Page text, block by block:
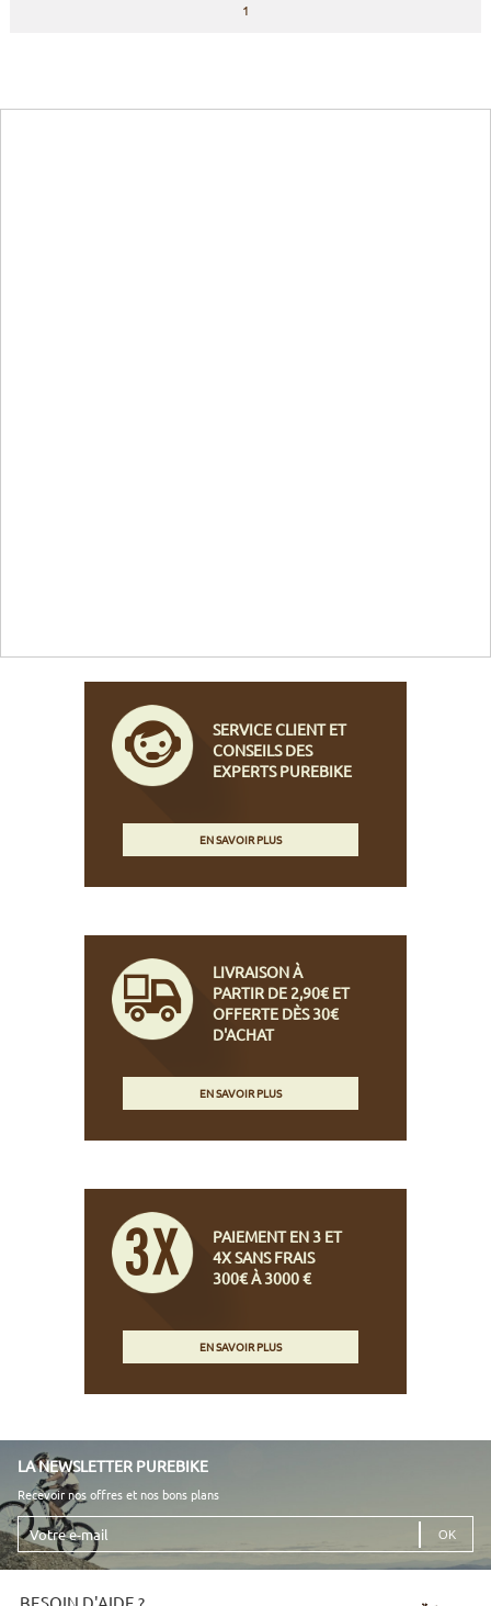
1
SERVICE CLIENT ET
CONSEILS DES
EXPERTS PUREBIKE
EN SAVOIR PLUS
LIVRAISON À
PARTIR DE 2,90€ ET
OFFERTE DÈS 30€
D'ACHAT
EN SAVOIR PLUS
PAIEMENT EN 3 ET
4X SANS FRAIS
300€ À 3000 €
EN SAVOIR PLUS
LA NEWSLETTER PUREBIKE
Recevoir nos offres et nos bons plans
Votre
e-
mail